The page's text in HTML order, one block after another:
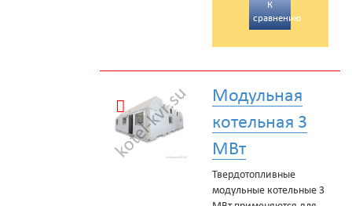
К
сравнению
Модульная
котельная 3
МВт
Твердотопливные
модульные котельные 3